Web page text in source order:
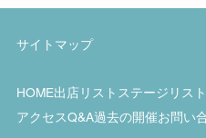
サイトマップ
HOME出店リスト ステージリスト
アクセスQ&A過去の開催お問い